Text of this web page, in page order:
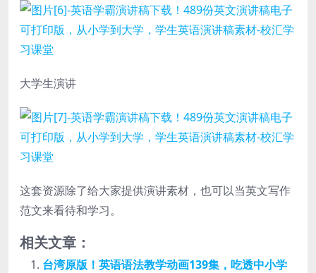
大学生演讲
这套资源除了给大家提供演讲素材，也可以当英文写作
范文来看待和学习。
相关文章：
台湾原版！英语语法教学动画139集，吃透中小学